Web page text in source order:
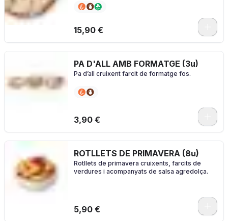
15,90 €
PA D'ALL AMB FORMATGE (3u)
Pa d’all cruixent farcit de formatge fos.
3,90 €
ROTLLETS DE PRIMAVERA (8u)
Rotllets de primavera cruixents, farcits de
verdures i acompanyats de salsa agredolça.
5,90 €